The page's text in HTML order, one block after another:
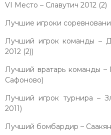
VI Место – Славутич 2012 (2)
Лучшие игроки
Лучший игрок команды –
2012 (2))
Лучший вратарь команды –
Сафоново)
Лучший игрок турнира –
2011)
Лучший бомбардир –